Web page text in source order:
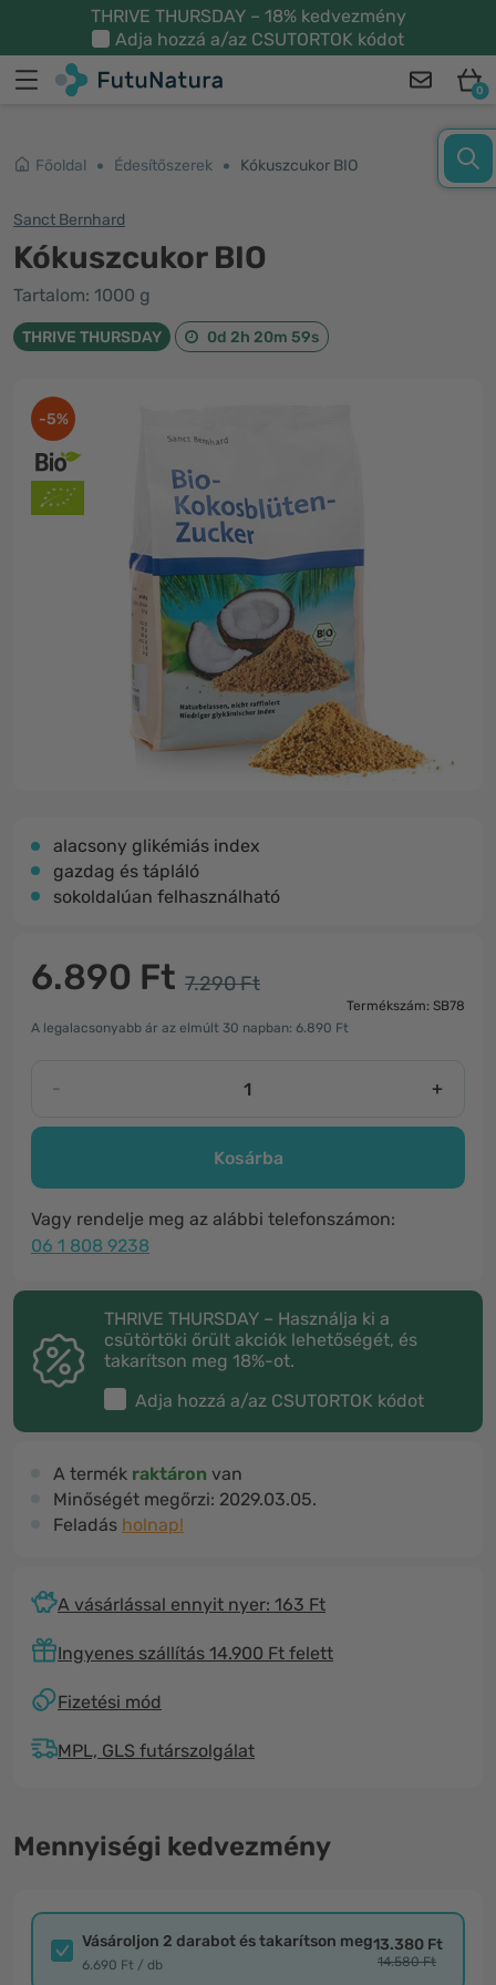
THRIVE THURSDAY – 18% kedvezmény
Adja hozzá a/az CSUTORTOK kódot
0
Főoldal Édesítőszerek Kókuszcukor BIO
Sanct Bernhard
Kókuszcukor BIO
Tartalom: 1000 g
THRIVE THURSDAY 0d 2h 20m 59s
-5%
alacsony glikémiás index
gazdag és tápláló
sokoldalúan felhasználható
6.890 Ft 7.290 Ft
Termékszám: SB78
A legalacsonyabb ár az elmúlt 30 napban: 6.890 Ft
- +
Kosárba
Vagy rendelje meg az alábbi telefonszámon:
06 1 808 9238
THRIVE THURSDAY – Használja ki a
csütörtöki őrült akciók lehetőségét, és
takarítson meg 18%-ot.
Adja hozzá a/az CSUTORTOK kódot
A termék raktáron van
Minőségét megőrzi: 2029.03.05.
Feladás holnap!
A vásárlással ennyit nyer: 163 Ft
Ingyenes szállítás 14.900 Ft felett
Fizetési mód
MPL, GLS futárszolgálat
Mennyiségi kedvezmény
Vásároljon 2 darabot és takarítson meg
6.690 Ft / db
13.380 Ft
14.580 Ft